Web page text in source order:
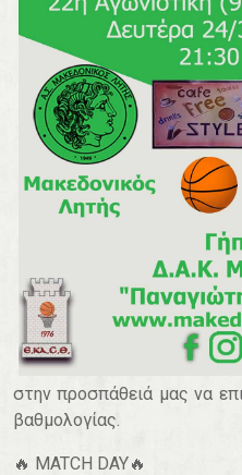
στην προσπάθειά μας να
βαθμολογίας.
🔥 MATCH DAY🔥